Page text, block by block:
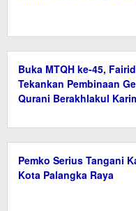
Buka MTQH ke-45,
Tekankan Pembinaan
Qurani Berakhlakul
Pemko Serius Tangani
Kota Palangka Raya